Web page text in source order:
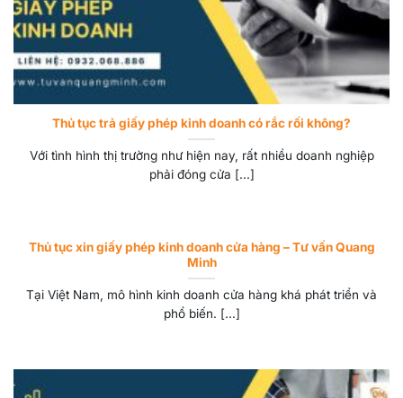
Thủ tục trả giấy phép kinh doanh có rắc rối không?
Với tình hình thị trường như hiện nay, rất nhiều doanh nghiệp
phải đóng cửa [...]
Thủ tục xin giấy phép kinh doanh cửa hàng – Tư vấn Quang
Minh
Tại Việt Nam, mô hình kinh doanh cửa hàng khá phát triển và
phổ biến. [...]